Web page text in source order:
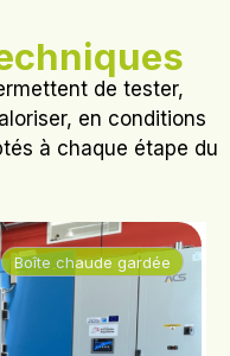
de tester,
en conditions
à chaque étape du
Boîte chaude gardée